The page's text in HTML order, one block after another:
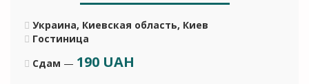
Украина, Киевская область, Киев
Гостиница
Сдам — 190 UAH